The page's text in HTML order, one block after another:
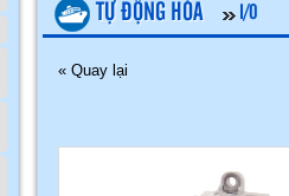
TỰ ĐỘNG HÓA I/O
« Quay lại